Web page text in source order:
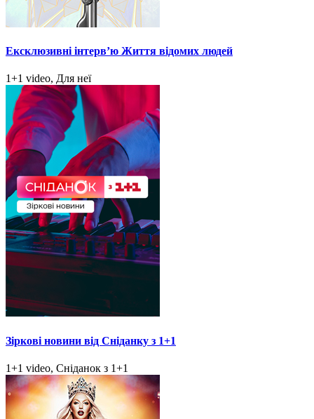
Ексклюзивні інтерв’ю Життя відомих людей
1+1 video, Для неї
Зіркові новини від Сніданку з 1+1
1+1 video, Сніданок з 1+1